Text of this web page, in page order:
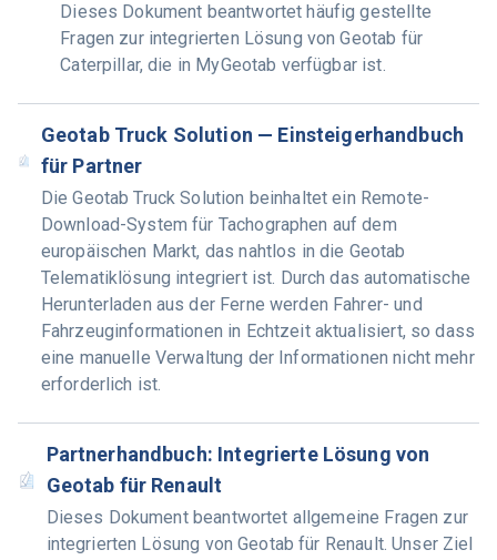
Dieses Dokument beantwortet häufig gestellte
Fragen zur integrierten Lösung von Geotab für
Caterpillar, die in MyGeotab verfügbar ist.
Geotab Truck Solution — Einsteigerhandbuch
für Partner
Die Geotab Truck Solution beinhaltet ein Remote-
Download-System für Tachographen auf dem
europäischen Markt, das nahtlos in die Geotab
Telematiklösung integriert ist. Durch das automatische
Herunterladen aus der Ferne werden Fahrer- und
Fahrzeuginformationen in Echtzeit aktualisiert, so dass
eine manuelle Verwaltung der Informationen nicht mehr
erforderlich ist.
Partnerhandbuch: Integrierte Lösung von
Geotab für Renault
Dieses Dokument beantwortet allgemeine Fragen zur
integrierten Lösung von Geotab für Renault. Unser Ziel